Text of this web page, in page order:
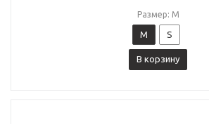
Размер: M
M S
В корзину